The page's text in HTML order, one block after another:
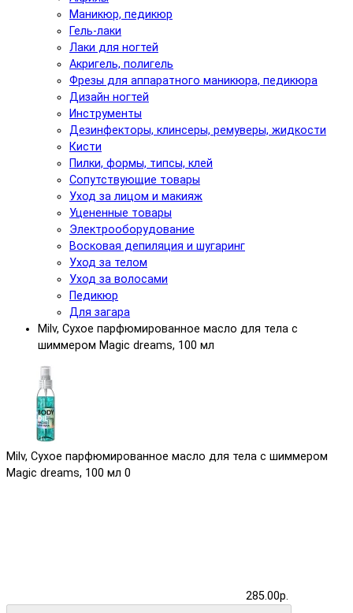
Маникюр, педикюр
Гель-лаки
Лаки для ногтей
Акригель, полигель
Фрезы для аппаратного маникюра, педикюра
Дизайн ногтей
Инструменты
Дезинфекторы, клинсеры, ремуверы, жидкости
Кисти
Пилки, формы, типсы, клей
Сопутствующие товары
Уход за лицом и макияж
Уцененные товары
Электрооборудование
Восковая депиляция и шугаринг
Уход за телом
Уход за волосами
Педикюр
Для загара
Milv, Сухое парфюмированное масло для тела с
шиммером Magic dreams, 100 мл
Milv, Сухое парфюмированное масло для тела с шиммером
Magic dreams, 100 мл 0
285.00р.